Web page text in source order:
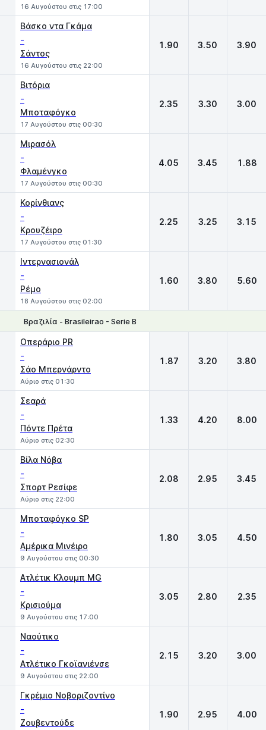
16 Αυγούστου στις 17:00
Βάσκο ντα Γκάμα
-
Σάντος
16 Αυγούστου στις 22:00
1.90 3.50 3.90
Βιτόρια
-
Μποταφόγκο
17 Αυγούστου στις 00:30
2.35 3.30 3.00
Μιρασόλ
-
Φλαμένγκο
17 Αυγούστου στις 00:30
4.05 3.45 1.88
Κορίνθιανς
-
Κρουζέιρο
17 Αυγούστου στις 01:30
2.25 3.25 3.15
Ιντερνασιονάλ
-
Ρέμο
18 Αυγούστου στις 02:00
1.60 3.80 5.60
Βραζιλία - Brasileirao - Serie Β
Οπεράριο PR
-
Σάο Μπερνάρντο
Αύριο στις 01:30
1.87 3.20 3.80
Σεαρά
-
Πόντε Πρέτα
Αύριο στις 02:30
1.33 4.20 8.00
Βίλα Νόβα
-
Σπορτ Ρεσίφε
Αύριο στις 22:00
2.08 2.95 3.45
Μποταφόγκο SP
-
Αμέρικα Μινέιρο
9 Αυγούστου στις 00:30
1.80 3.05 4.50
Ατλέτικ Κλουμπ MG
-
Κρισιούμα
9 Αυγούστου στις 17:00
3.05 2.80 2.35
Ναούτικο
-
Ατλέτικο Γκοϊανιένσε
9 Αυγούστου στις 22:00
2.15 3.20 3.00
Γκρέμιο Νοβοριζοντίνο
-
Ζουβεντούδε
1.90 2.95 4.00